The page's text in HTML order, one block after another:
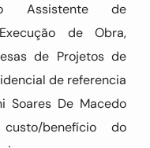
Assistente de
de Obra,
de Projetos de
de referencia
Soares De Macedo
benefício do